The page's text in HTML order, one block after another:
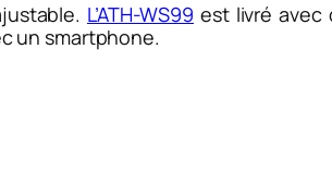
L’ATH-WS99 est livré avec
un smartphone.